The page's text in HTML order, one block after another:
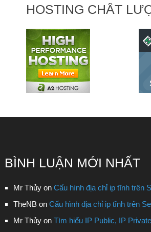
HOSTING CHẤT
BÌNH LUẬN MỚI NHẤT
Mr Thủyon Cấu hình địa chỉ ip tĩnh trên
TheNBon Cấu hình địa chỉ ip tĩnh trên
Mr Thủyon Tìm hiểu IP Public, IP